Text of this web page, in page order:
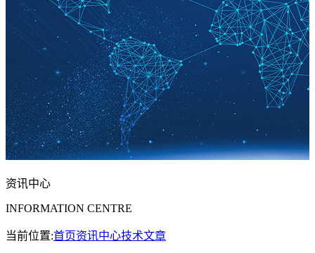
资讯中心
INFORMATION CENTRE
当前位置:首页资讯中心技术文章